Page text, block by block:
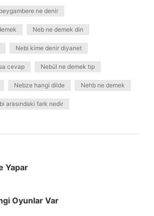
ne denir
Neb ne demek din
Nebi kime denir diyanet
cevap Nebül ne demek tıp
Nebze hangi dilde Nehb ne demek
arasındaki fark nedir
Yapar
Oyunlar Var